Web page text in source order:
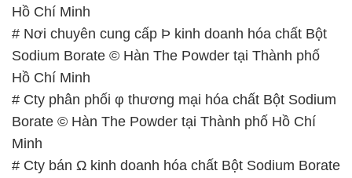
Hồ Chí Minh
# Nơi chuyên cung cấp Þ kinh doanh hóa chất Bột
Sodium Borate © Hàn The Powder tại Thành phố
Hồ Chí Minh
# Cty phân phối φ thương mại hóa chất Bột Sodium
Borate © Hàn The Powder tại Thành phố Hồ Chí
Minh
# Cty bán Ω kinh doanh hóa chất Bột Sodium Borate